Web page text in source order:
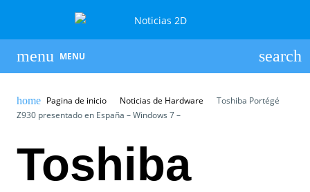
MENU
Pagina de inicio Noticias de Hardware
Toshiba Portégé
Z930 presentado en España – Windows 7 –
Toshiba